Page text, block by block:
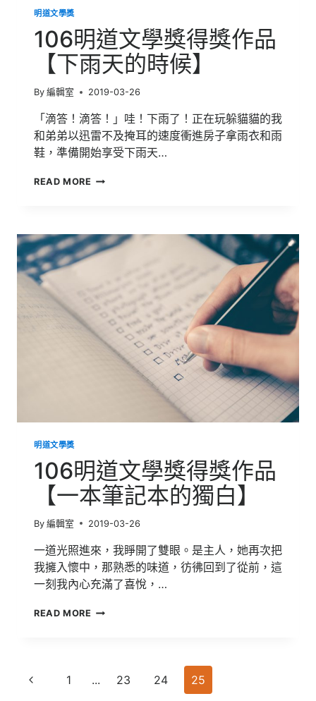
明道文學獎
106明道文學獎得獎作品
【下雨天的時候】
By 編輯室 2019-03-26
「滴答！滴答！」哇！下雨了！正在玩躲貓貓的我
和弟弟以迅雷不及掩耳的速度衝進房子拿雨衣和雨
鞋，準備開始享受下雨天…
READ MORE 106
學
獎
得
品
【下
雨
天
明道文學獎
106明道文學獎得獎作品
【一本筆記本的獨白】
By 編輯室 2019-03-26
一道光照進來，我睜開了雙眼。是主人，她再次把
我擁入懷中，那熟悉的味道，彷彿回到了從前，這
一刻我內心充滿了喜悅，…
READ MORE 106
Page
Previous
1 ... 23 24 25